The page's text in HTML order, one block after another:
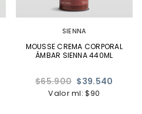
SIENNA
MOUSSE CREMA CORPORAL
ÁMBAR SIENNA 440ML
Precio
habitual
$65.900 $39.540
Valor ml: $90